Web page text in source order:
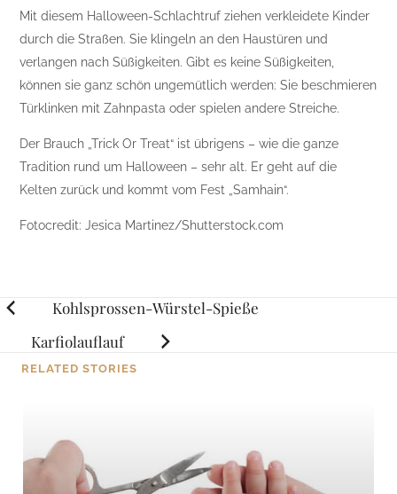
Mit diesem Halloween-Schlachtruf ziehen verkleidete Kinder
durch die Straßen. Sie klingeln an den Haustüren und
verlangen nach Süßigkeiten. Gibt es keine Süßigkeiten,
können sie ganz schön ungemütlich werden: Sie beschmieren
Türklinken mit Zahnpasta oder spielen andere Streiche.
Der Brauch „Trick Or Treat“ ist übrigens – wie die ganze
Tradition rund um Halloween – sehr alt. Er geht auf die
Kelten zurück und kommt vom Fest „Samhain“.
Fotocredit: Jesica Martinez/Shutterstock.com
Posts
navigation
Kohlsprossen-Würstel-Spieße
Karfiolauflauf
RELATED STORIES